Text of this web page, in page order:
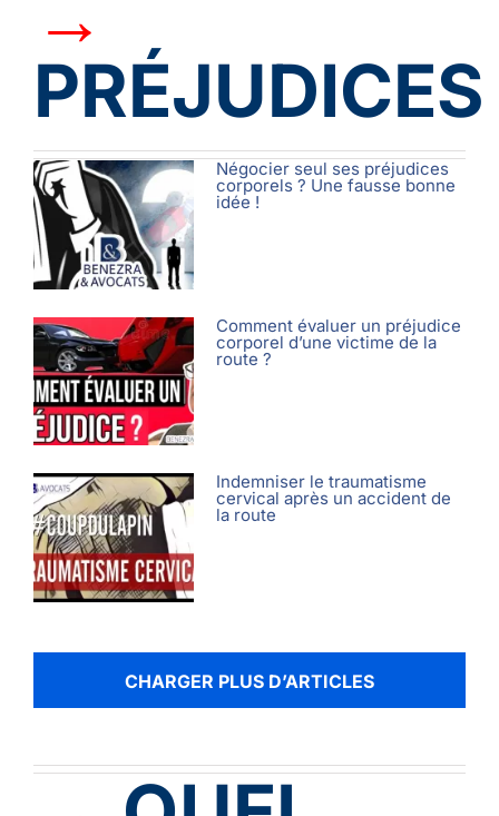
→
PRÉJUDICES
Négocier seul ses préjudices
corporels ? Une fausse bonne
idée !
Comment évaluer un préjudice
corporel d’une victime de la
route ?
Indemniser le traumatisme
cervical après un accident de
la route
CHARGER PLUS D’ARTICLES